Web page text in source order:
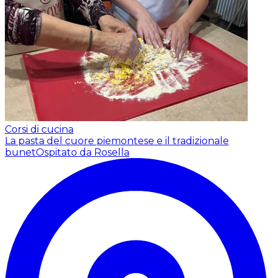
Corsi di cucina
La pasta del cuore piemontese e il tradizionale
bunetOspitato da Rosella